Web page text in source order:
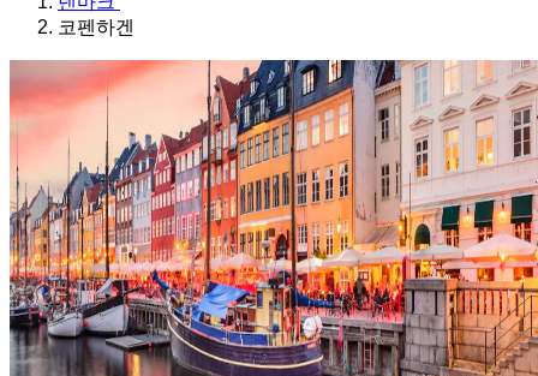
코펜하겐